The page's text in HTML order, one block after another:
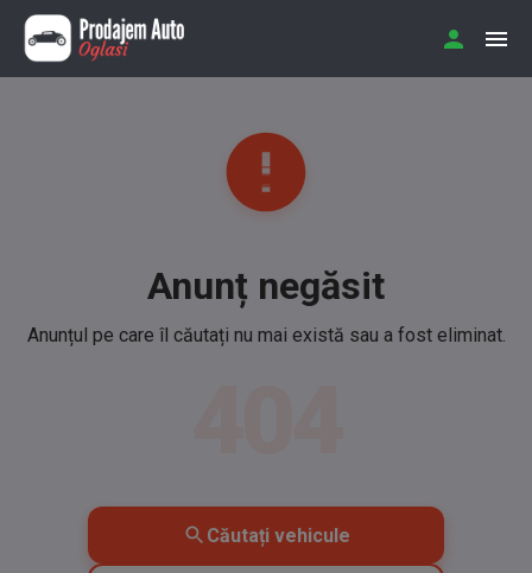
Anunț negăsit
Anunțul pe care îl căutați nu mai există sau a fost eliminat.
Căutați vehicule